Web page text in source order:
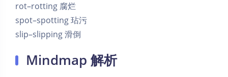
rot–rotting 腐烂
spot–spotting 玷污
slip–slipping 滑倒
Mindmap 解析